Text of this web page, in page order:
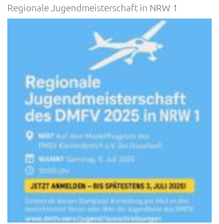
Regionale Jugendmeisterschaft in NRW 1